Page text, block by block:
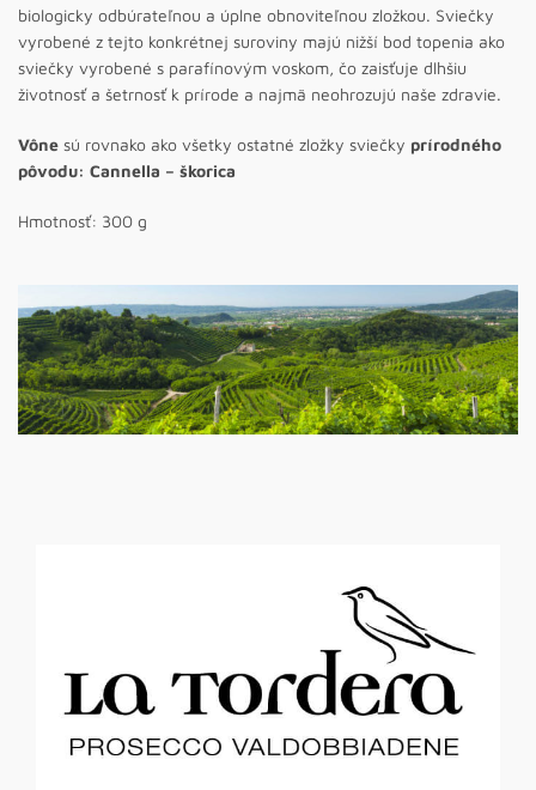
biologicky odbúrateľnou a úplne obnoviteľnou zložkou. Sviečky
vyrobené z tejto konkrétnej suroviny majú nižší bod topenia ako
sviečky vyrobené s parafínovým voskom, čo zaisťuje dlhšiu
životnosť a šetrnosť k prírode a najmä neohrozujú naše zdravie.
Vône sú rovnako ako všetky ostatné zložky sviečky prírodného
pôvodu: Cannella – škorica
Hmotnosť: 300 g